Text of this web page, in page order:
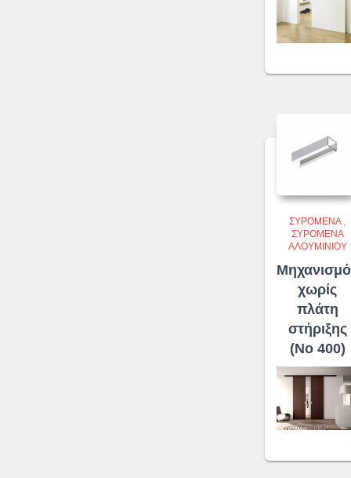
ΣΥΡΌΜΕΝΑ,
ΣΥΡΌΜΕΝΑ
ΑΛΟΥΜΙΝΊΟΥ
χωρίς
πλάτη
στήριξης
(No 400)